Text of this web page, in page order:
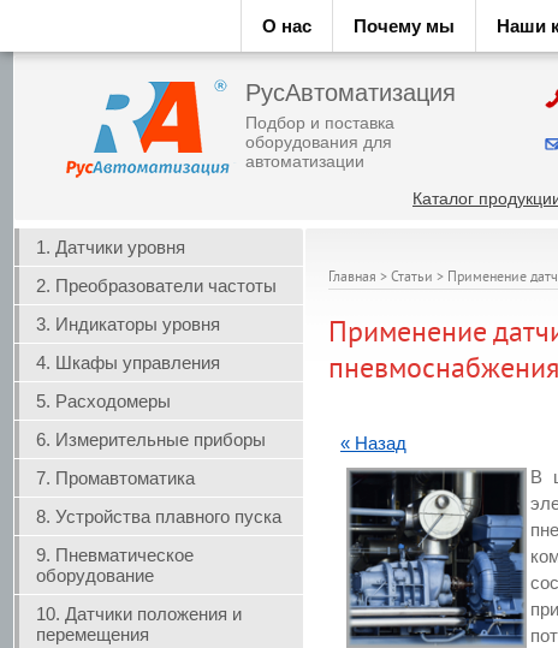
О нас Почему мы Наши
РусАвтоматизация
Подбор и поставка
оборудования для
автоматизации
Каталог
1. Датчики уровня
2. Преобразователи частоты
3. Индикаторы уровня
4. Шкафы управления
5. Расходомеры
6. Измерительные приборы
7. Промавтоматика
8. Устройства плавного пуска
9. Пневматическое
оборудование
10. Датчики положения и
перемещения
Главная > Статьи > Применение
Применение
пневмоснабжения
« Назад
В